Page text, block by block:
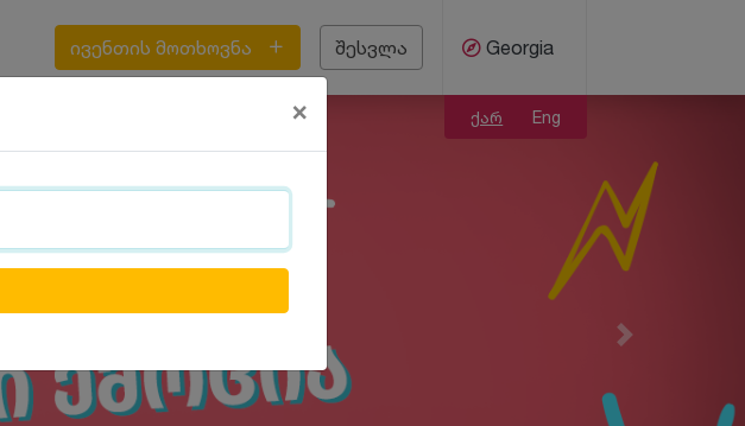
Georgia
ივენთის მოთხოვნა შესვლა
ქარ Eng
Next
×